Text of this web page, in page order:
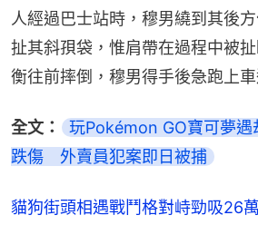
人經過巴士站時，穆男繞到其後
扯其斜孭袋，惟肩帶在過程中被
衡往前摔倒，穆男得手後急跑上車
全文：
玩Pokémon GO寶可夢遇
跌傷　外賣員犯案即日被捕
貓狗街頭相遇戰鬥格對峙勁吸26